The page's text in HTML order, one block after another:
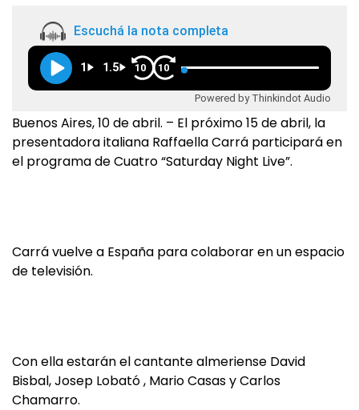
Escuchá la nota completa
1 1.5 10 10
Powered by Thinkindot Audio
Buenos Aires, 10 de abril. – El próximo 15 de abril, la
presentadora italiana Raffaella Carrá participará en
el programa de Cuatro “Saturday Night Live”.
Carrá vuelve a España para colaborar en un espacio
de televisión.
Con ella estarán el cantante almeriense David
Bisbal, Josep Lobató , Mario Casas y Carlos
Chamarro.